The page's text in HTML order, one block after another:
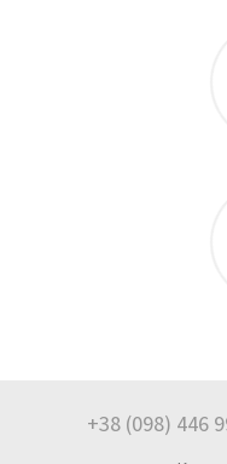
+38 (098) 446